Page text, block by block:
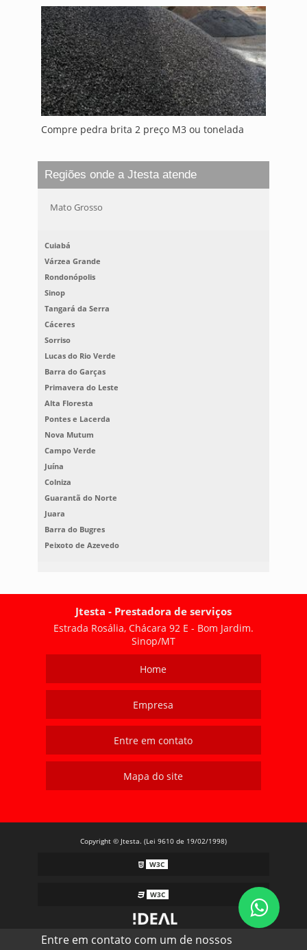
Entre em contato com um de nossos
Compre pedra brita 2 preço M3 ou tonelada
Regiões onde a Jtesta atende
Mato Grosso
Cuiabá
Várzea Grande
Rondonópolis
Sinop
Tangará da Serra
Cáceres
Sorriso
Lucas do Rio Verde
Barra do Garças
Primavera do Leste
Alta Floresta
Pontes e Lacerda
Nova Mutum
Campo Verde
Juína
Colniza
Guarantã do Norte
Juara
Barra do Bugres
Peixoto de Azevedo
Jtesta - Prestadora de serviços
Estrada Rosália, Chácara 92 E - Bom Jardim.
Sinop/MT
Home
Empresa
Entre em contato
Mapa do site
Copyright © Jtesta. (Lei 9610 de 19/02/1998)
W3C
W3C